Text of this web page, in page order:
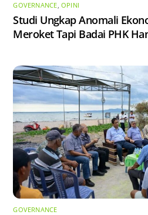
GOVERNANCE, OPINI
Studi Ungkap Anomali
Meroket Tapi Badai PHK
GOVERNANCE